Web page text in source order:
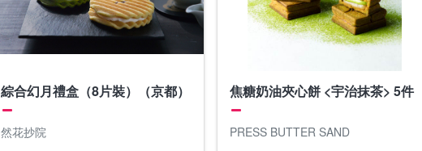
綜合幻月禮盒（8片裝）（京都）
然花抄院
焦糖奶油夾心餅 <宇治抹茶> 5件
PRESS BUTTER SAND